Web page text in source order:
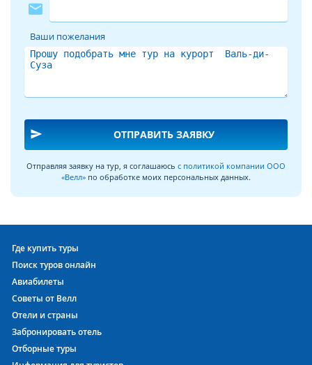
mail
Ваши пожелания
send ОТПРАВИТЬ ЗАЯВКУ
Отправляя заявку на тур, я соглашаюсь с политикой компании ООО
«Велл» по обработке моих персональных данных.
Где купить туры
Поиск туров онлайн
Авиабилеты
Советы от Велл
Отели и страны
Забронировать отель
Отборные туры